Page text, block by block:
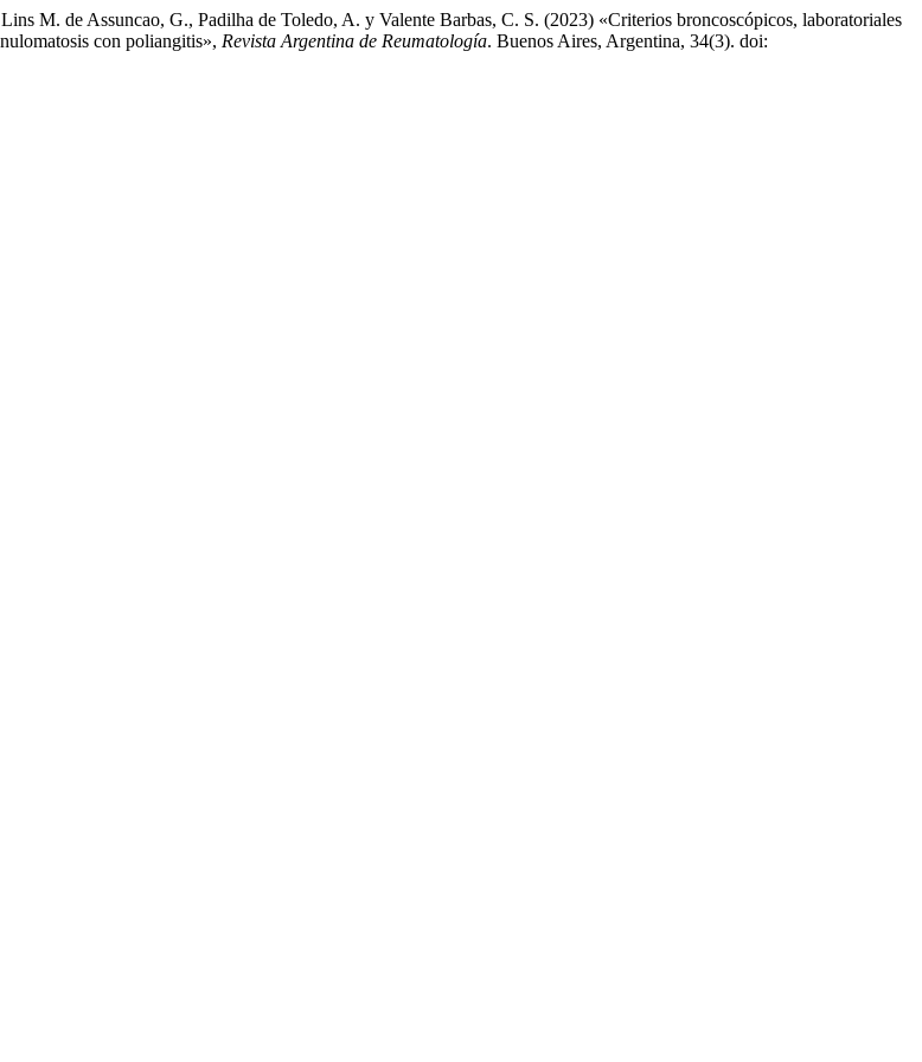
M. de Assuncao, G., Padilha de Toledo, A. y Valente Barbas, C. S. (2023) «Criterios broncoscópicos, laboratoriales
con poliangitis», Revista Argentina de Reumatología. Buenos Aires, Argentina, 34(3). doi: